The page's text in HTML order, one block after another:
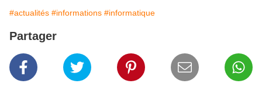
#actualités #informations #informatique
Partager